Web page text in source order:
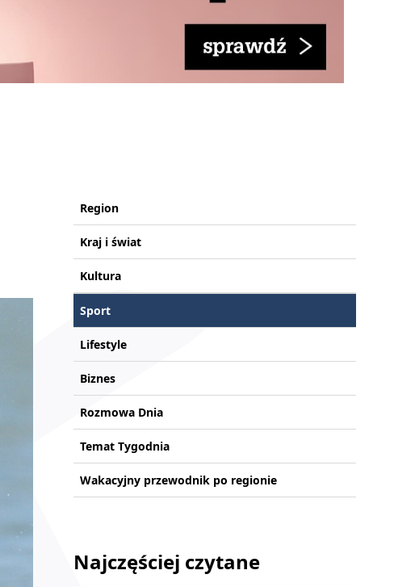
Region
Kraj i świat
Kultura
Sport
Lifestyle
Biznes
Rozmowa Dnia
Temat Tygodnia
Wakacyjny przewodnik po regionie
Najczęściej czytane